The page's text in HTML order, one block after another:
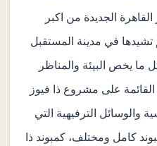
الجديدة من اكبر
تشيدها في مدينة المستقبل
ما يخص البيئة والمناظر
على مشروع ذا فيوز
والوسائل الترفيهية التي
كامل ومختلف، كمبوند ذا